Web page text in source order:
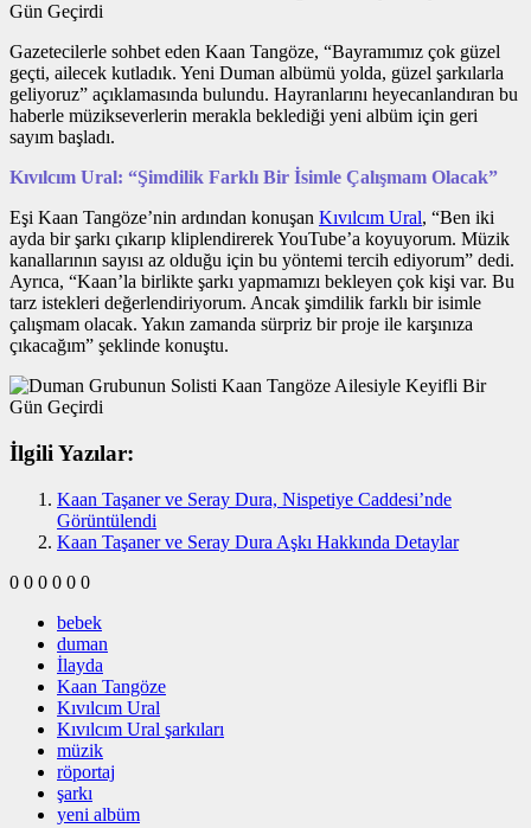
Gazetecilerle sohbet eden Kaan Tangöze, “Bayramımız çok güzel
geçti, ailecek kutladık. Yeni Duman albümü yolda, güzel şarkılarla
geliyoruz” açıklamasında bulundu. Hayranlarını heyecanlandıran bu
haberle müzikseverlerin merakla beklediği yeni albüm için geri
sayım başladı.
Kıvılcım Ural: “Şimdilik Farklı Bir İsimle Çalışmam Olacak”
Eşi Kaan Tangöze’nin ardından konuşan Kıvılcım Ural, “Ben iki
ayda bir şarkı çıkarıp kliplendirerek YouTube’a koyuyorum. Müzik
kanallarının sayısı az olduğu için bu yöntemi tercih ediyorum” dedi.
Ayrıca, “Kaan’la birlikte şarkı yapmamızı bekleyen çok kişi var. Bu
tarz istekleri değerlendiriyorum. Ancak şimdilik farklı bir isimle
çalışmam olacak. Yakın zamanda sürpriz bir proje ile karşınıza
çıkacağım” şeklinde konuştu.
İlgili Yazılar:
Kaan Taşaner ve Seray Dura, Nispetiye Caddesi’nde
Görüntülendi
Kaan Taşaner ve Seray Dura Aşkı Hakkında Detaylar
0 0 0 0 0 0
bebek
duman
İlayda
Kaan Tangöze
Kıvılcım Ural
Kıvılcım Ural şarkıları
müzik
röportaj
şarkı
yeni albüm